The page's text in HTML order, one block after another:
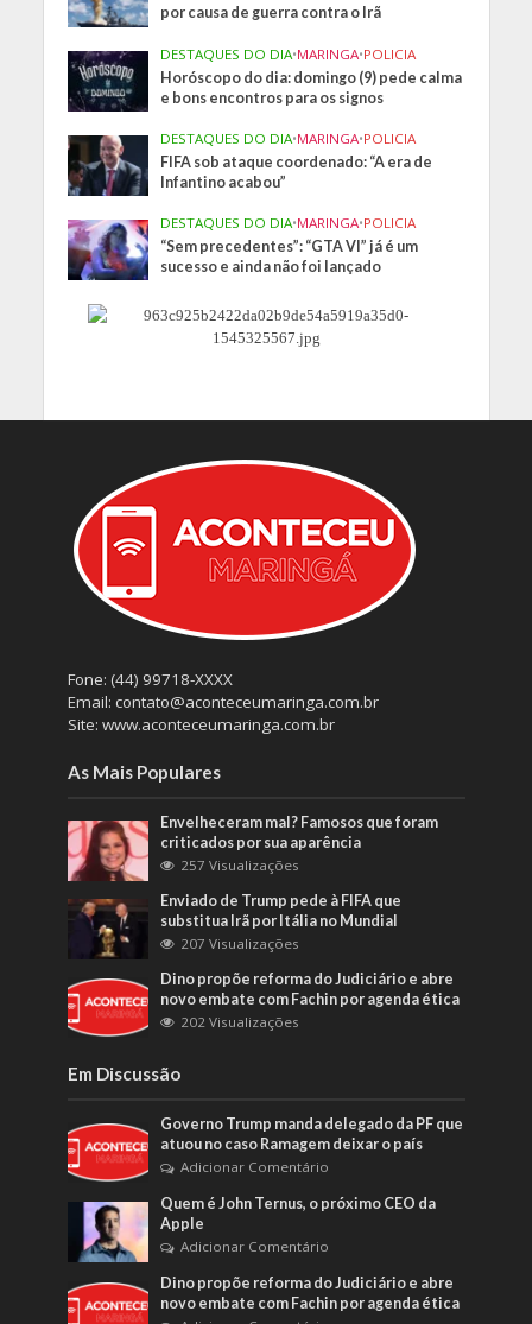
por causa de guerra contra o Irã
DESTAQUES DO DIA•MARINGA•POLICIA
Horóscopo do dia: domingo (9) pede calma
e bons encontros para os signos
DESTAQUES DO DIA•MARINGA•POLICIA
FIFA sob ataque coordenado: “A era de
Infantino acabou”
DESTAQUES DO DIA•MARINGA•POLICIA
“Sem precedentes”: “GTA VI” já é um
sucesso e ainda não foi lançado
Fone: (44) 99718-XXXX
Email: contato@aconteceumaringa.com.br
Site: www.aconteceumaringa.com.br
As Mais Populares
Envelheceram mal? Famosos que foram
criticados por sua aparência
257 Visualizações
Enviado de Trump pede à FIFA que
substitua Irã por Itália no Mundial
207 Visualizações
Dino propõe reforma do Judiciário e abre
novo embate com Fachin por agenda ética
202 Visualizações
Em Discussão
Governo Trump manda delegado da PF que
atuou no caso Ramagem deixar o país
Adicionar Comentário
Quem é John Ternus, o próximo CEO da
Apple
Adicionar Comentário
Dino propõe reforma do Judiciário e abre
novo embate com Fachin por agenda ética